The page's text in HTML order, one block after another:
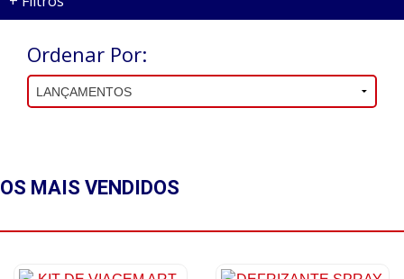
Ordenar Por:
OS MAIS VENDIDOS